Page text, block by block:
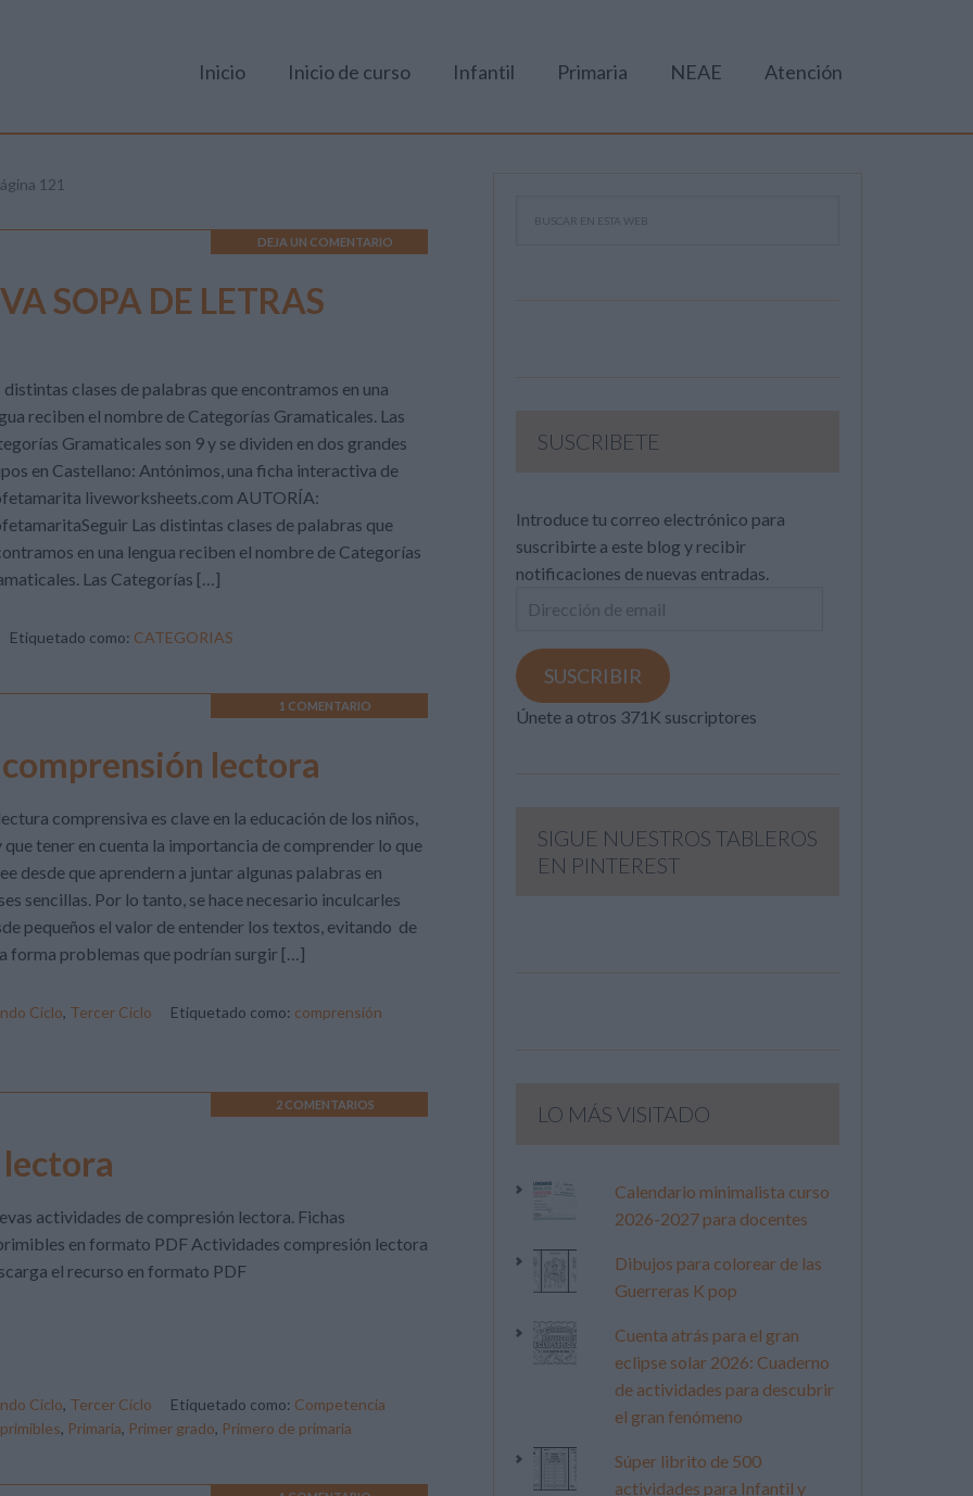
Inicio Inicio de curso Infantil Primaria NEAE Atención
121
DEJA UN COMENTARIO
SOPA DE LETRAS
distintas clases de palabras que encontramos en una
reciben el nombre de Categorías Gramaticales. Las
Gramaticales son 9 y se dividen en dos grandes
en Castellano: Antónimos, una ficha interactiva de
liveworksheets.com AUTORÍA:
Las distintas clases de palabras que
en una lengua reciben el nombre de Categorías
Las Categorías […]
Etiquetado como: CATEGORIAS
1 COMENTARIO
lectora
comprensiva es clave en la educación de los niños,
que tener en cuenta la importancia de comprender lo que
desde que aprendern a juntar algunas palabras en
sencillas. Por lo tanto, se hace necesario inculcarles
pequeños el valor de entender los textos, evitando de
forma problemas que podrían surgir […]
Ciclo, Tercer Ciclo Etiquetado como: comprensión
2 COMENTARIOS
actividades de compresión lectora. Fichas
en formato PDF Actividades compresión lectora
el recurso en formato PDF
Ciclo, Tercer Ciclo Etiquetado como: Competencia
, Primaria, Primer grado, Primero de primaria
SUSCRIBETE
Introduce tu correo electrónico para
suscribirte a este blog y recibir
notificaciones de nuevas entradas.
Dirección
email
SUSCRIBIR
Únete a otros 371K suscriptores
SIGUE NUESTROS TABLEROS
EN PINTEREST
LO MÁS VISITADO
Calendario minimalista curso
2026-2027 para docentes
Dibujos para colorear de las
Guerreras K pop
Cuenta atrás para el gran
eclipse solar 2026: Cuaderno
de actividades para descubrir
el gran fenómeno
Súper librito de 500
actividades para Infantil y